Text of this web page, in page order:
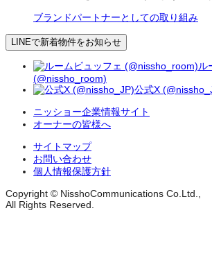
ブランドパートナーとしての取り組み
LINEで新着物件をお知らせ
ル
(@nissho_room)
公式X
ニッショー企業情報サイト
オーナーの皆様へ
サイトマップ
お問い合わせ
個人情報保護方針
Copyright © NisshoCommunications Co.Ltd.,
All Rights Reserved.